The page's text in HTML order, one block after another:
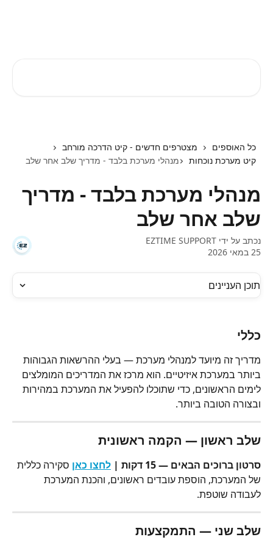
כל האוספים
מצטרפים חדשים - קיט הדרכה מורחב
קיט מערכת נוכחות
מנהלי מערכת בלבד - מדריך שלב אחר שלב
מנהלי מערכת בלבד - מדריך
שלב אחר שלב
נכתב על ידי EZTIME SUPPORT
25 במאי 2026
תוכן העניינים
כללי
מדריך זה מיועד למנהלי מערכת — בעלי ההרשאות הגבוהות
ביותר במערכת איזיטיים. הוא מרכז את המדריכים המומלצים
לימים הראשונים, כדי שתוכלו להפעיל את המערכת במהירות
ובצורה הטובה ביותר.
שלב ראשון — הקמה ראשונית
סרטון ברוכים הבאים — 15 דקות | לחצו כאן סקירה כללית
של המערכת, הוספת עובדים ראשונים, והכנת המערכת
לעבודה שוטפת.
שלב שני — התמקצעות